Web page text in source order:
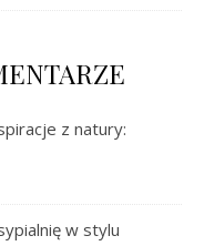
z natury:
w stylu